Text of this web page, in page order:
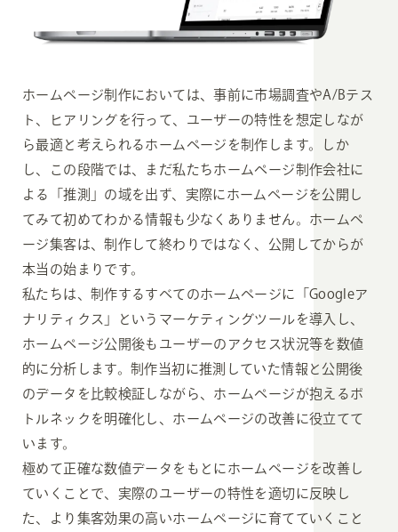
ホームページ制作においては、事前に市場調査やA/Bテス
ト、ヒアリングを行って、ユーザーの特性を想定しなが
ら最適と考えられるホームページを制作します。しか
し、この段階では、まだ私たちホームページ制作会社に
よる「推測」の域を出ず、実際にホームページを公開し
てみて初めてわかる情報も少なくありません。ホームペ
ージ集客は、制作して終わりではなく、公開してからが
本当の始まりです。
私たちは、制作するすべてのホームページに「Googleア
ナリティクス」というマーケティングツールを導入し、
ホームページ公開後もユーザーのアクセス状況等を数値
的に分析します。制作当初に推測していた情報と公開後
のデータを比較検証しながら、ホームページが抱えるボ
トルネックを明確化し、ホームページの改善に役立てて
います。
極めて正確な数値データをもとにホームページを改善し
ていくことで、実際のユーザーの特性を適切に反映し
た、より集客効果の高いホームページに育てていくこと